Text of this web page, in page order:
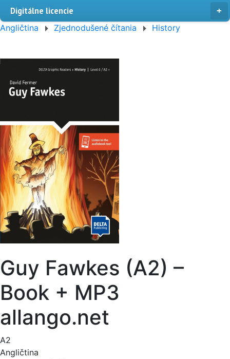
Digitálne licencie
Angličtina Zjednodušené čítania History
Guy Fawkes (A2) –
Book + MP3
allango.net
A2
Angličtina